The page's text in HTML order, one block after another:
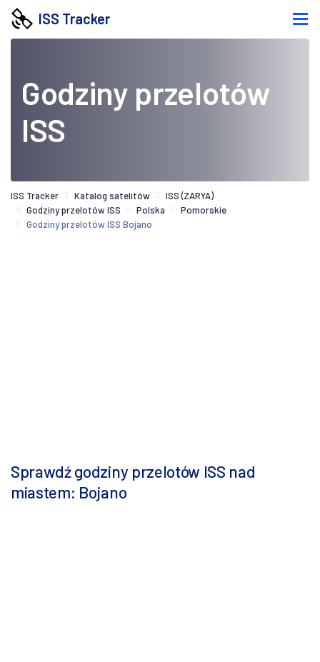
ISS Tracker
Godziny przelotów
ISS
ISS Tracker Katalog satelitów
ISS (ZARYA)
Godziny przelotów ISS
Polska
Pomorskie
Godziny przelotów ISS Bojano
Sprawdź godziny przelotów ISS nad
miastem: Bojano